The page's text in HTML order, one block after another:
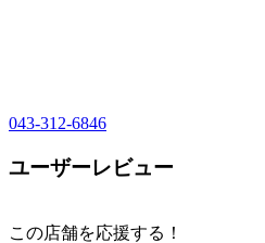
043-312-6846
ユーザーレビュー
この店舗を応援する！